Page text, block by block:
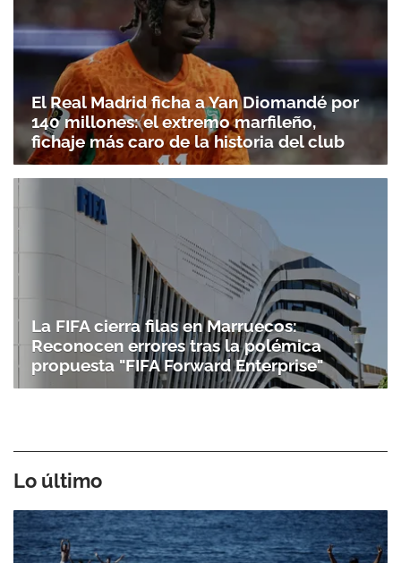
El Real Madrid ficha a Yan Diomandé por
140 millones: el extremo marfileño,
fichaje más caro de la historia del club
La FIFA cierra filas en Marruecos:
Reconocen errores tras la polémica
propuesta "FIFA Forward Enterprise"
Lo último